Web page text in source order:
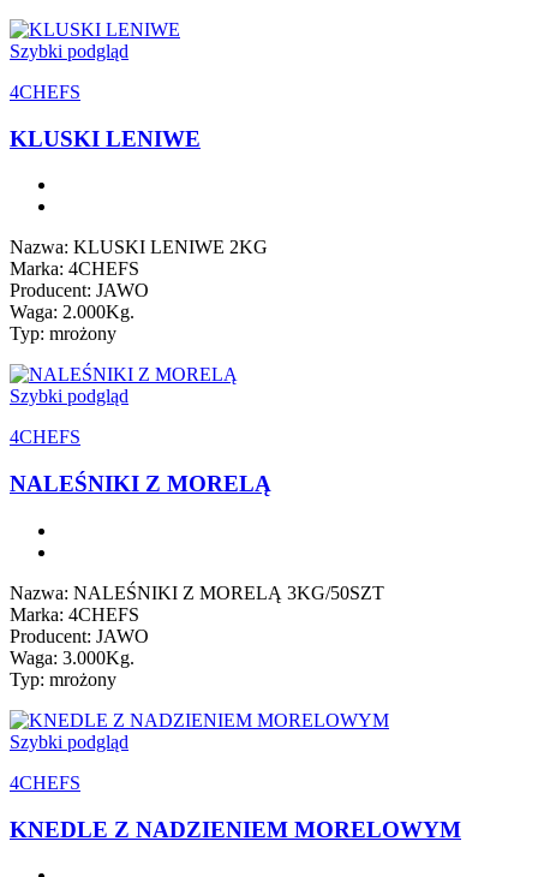
Szybki podgląd
4CHEFS
KLUSKI LENIWE
Nazwa: KLUSKI LENIWE 2KG
Marka: 4CHEFS
Producent: JAWO
Waga: 2.000Kg.
Typ: mrożony
Szybki podgląd
4CHEFS
NALEŚNIKI Z MORELĄ
Nazwa: NALEŚNIKI Z MORELĄ 3KG/50SZT
Marka: 4CHEFS
Producent: JAWO
Waga: 3.000Kg.
Typ: mrożony
Szybki podgląd
4CHEFS
KNEDLE Z NADZIENIEM MORELOWYM